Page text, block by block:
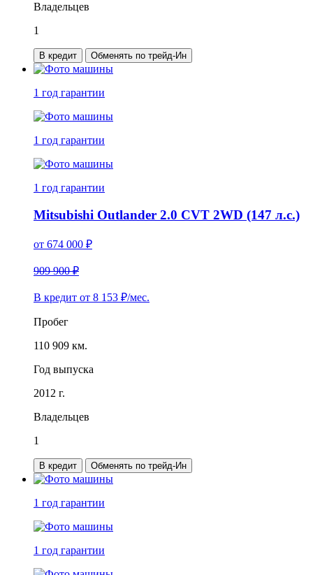
Владельцев
1
В кредит Обменять по трейд-Ин
1 год гарантии
1 год гарантии
1 год гарантии
Mitsubishi Outlander 2.0 CVT 2WD (147 л.с.)
от 674 000 ₽
909 900 ₽
В кредит от 8 153 ₽/мес.
Пробег
110 909 км.
Год выпуска
2012 г.
Владельцев
1
В кредит Обменять по трейд-Ин
1 год гарантии
1 год гарантии